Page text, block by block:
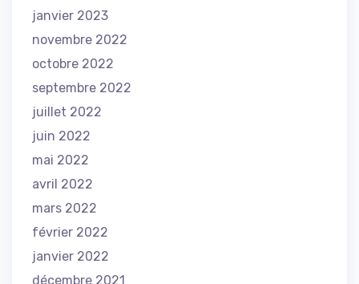
janvier 2023
novembre 2022
octobre 2022
septembre 2022
juillet 2022
juin 2022
mai 2022
avril 2022
mars 2022
février 2022
janvier 2022
décembre 2021